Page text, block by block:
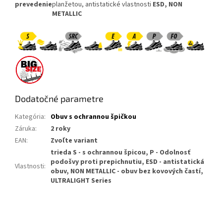
prevedenieplanžetou, antistatické vlastnosti ESD, NON
METALLIC
Dodatočné parametre
Kategória: Obuv s ochrannou špičkou
Záruka:
2 roky
EAN: Zvoľte variant
Vlastnosti:
trieda S - s ochrannou špicou, P - Odolnosť
podošvy proti prepichnutiu, ESD - antistatická
obuv, NON METALLIC - obuv bez kovových častí,
ULTRALIGHT Series